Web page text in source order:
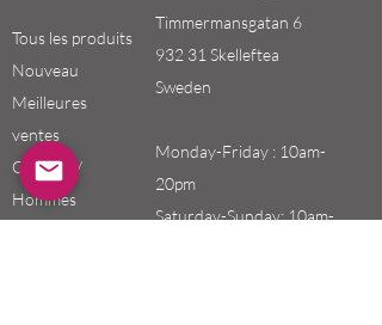
Tous les produits
Nouveau
Meilleures
ventes
Garçons /
Hommes
Timmermansgatan 6
932 31 Skelleftea
Sweden
Monday-Friday : 10am-
20pm
Saturday-Sunday: 10am-